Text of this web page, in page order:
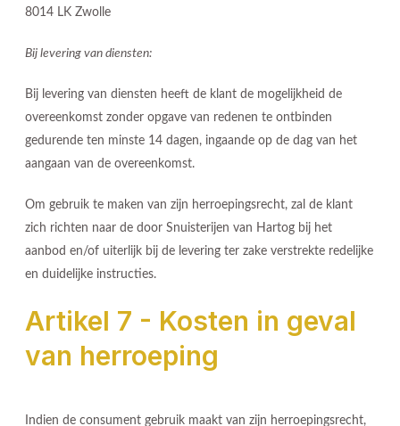
8014 LK Zwolle
Bij levering van diensten:
Bij levering van diensten heeft de klant de mogelijkheid de
overeenkomst zonder opgave van redenen te ontbinden
gedurende ten minste 14 dagen, ingaande op de dag van het
aangaan van de overeenkomst.
Om gebruik te maken van zijn herroepingsrecht, zal de klant
zich richten naar de door Snuisterijen van Hartog bij het
aanbod en/of uiterlijk bij de levering ter zake verstrekte redelijke
en duidelijke instructies.
Artikel 7 - Kosten in geval
van herroeping
Indien de consument gebruik maakt van zijn herroepingsrecht,